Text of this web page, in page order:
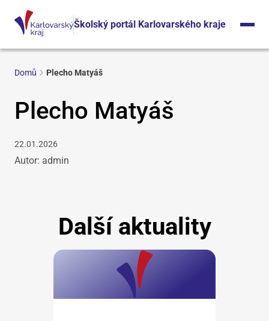
Školský portál Karlovarského kraje
Domů Plecho Matyáš
Plecho Matyáš
22.01.2026
Autor: admin
Další aktuality